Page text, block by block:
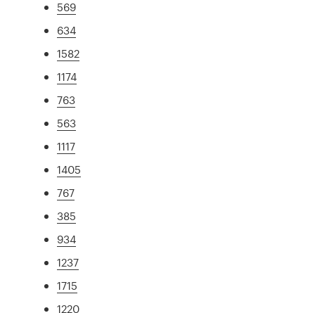
569
634
1582
1174
763
563
1117
1405
767
385
934
1237
1715
1220